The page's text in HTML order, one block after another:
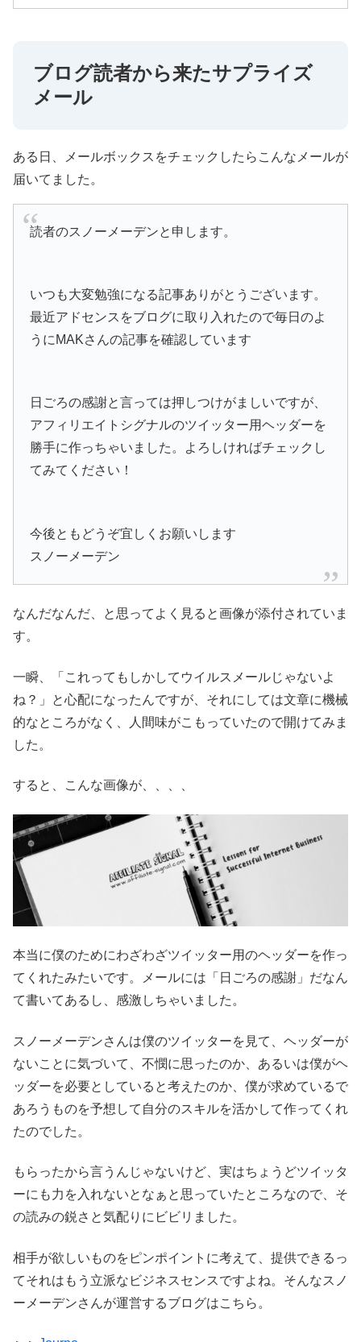
ブログ読者から来たサプライズ
メール
ある日、メールボックスをチェックしたらこんなメールが
届いてました。
読者のスノーメーデンと申します。
いつも大変勉強になる記事ありがとうございます。
最近アドセンスをブログに取り入れたので毎日のよ
うにMAKさんの記事を確認しています
日ごろの感謝と言っては押しつけがましいですが、
アフィリエイトシグナルのツイッター用ヘッダーを
勝手に作っちゃいました。よろしければチェックし
てみてください！
今後ともどうぞ宜しくお願いします
スノーメーデン
なんだなんだ、と思ってよく見ると画像が添付されていま
す。
一瞬、「これってもしかしてウイルスメールじゃないよ
ね？」と心配になったんですが、それにしては文章に機械
的なところがなく、人間味がこもっていたので開けてみま
した。
すると、こんな画像が、、、、
本当に僕のためにわざわざツイッター用のヘッダーを作っ
てくれたみたいです。メールには「日ごろの感謝」だなん
て書いてあるし、感激しちゃいました。
スノーメーデンさんは僕のツイッターを見て、ヘッダーが
ないことに気づいて、不憫に思ったのか、あるいは僕がヘ
ッダーを必要としていると考えたのか、僕が求めているで
あろうものを予想して自分のスキルを活かして作ってくれ
たのでした。
もらったから言うんじゃないけど、実はちょうどツイッタ
ーにも力を入れないとなぁと思っていたところなので、そ
の読みの鋭さと気配りにビビリました。
相手が欲しいものをピンポイントに考えて、提供できるっ
てそれはもう立派なビジネスセンスですよね。そんなスノ
ーメーデンさんが運営するブログはこちら。